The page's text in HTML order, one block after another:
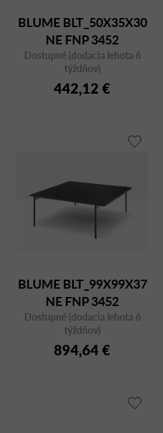
BLUME BLT_50X35X30
NE FNP 3452
Dostupné (dodacia lehota 6
týždňov)
442,12 €
BLUME BLT_99X99X37
NE FNP 3452
Dostupné (dodacia lehota 6
týždňov)
894,64 €